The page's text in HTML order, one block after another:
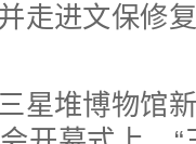
走进文保修
堆博物馆新